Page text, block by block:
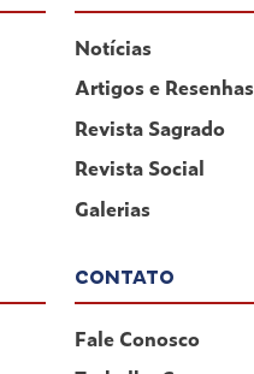
Notícias
Artigos e Resenhas
Revista Sagrado
Revista Social
Galerias
CONTATO
Fale Conosco